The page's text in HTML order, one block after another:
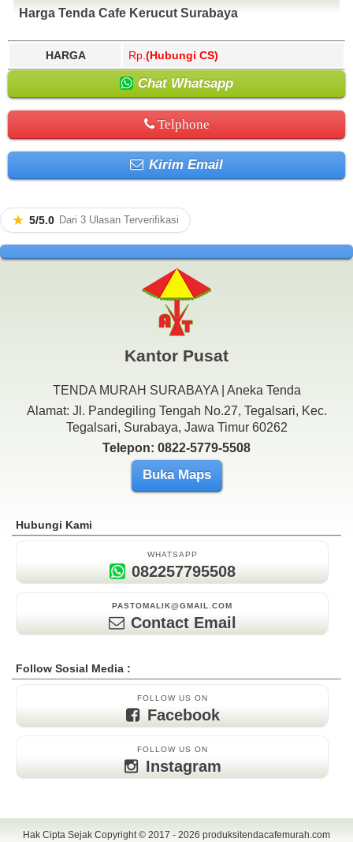
Harga Tenda Cafe Kerucut Surabaya
HARGA Rp. (Hubungi CS)
Chat Whatsapp
Telphone
Kirim Email
★ 5/5.0 Dari 3 Ulasan Terverifikasi
Kantor Pusat
TENDA MURAH SURABAYA | Aneka Tenda
Alamat: Jl. Pandegiling Tengah No.27, Tegalsari, Kec.
Tegalsari, Surabaya, Jawa Timur 60262
Telepon: 0822-5779-5508
Buka Maps
Hubungi Kami
WHATSAPP
082257795508
PASTOMALIK@GMAIL.COM
Contact Email
Follow Sosial Media :
FOLLOW US ON
Facebook
FOLLOW US ON
Instagram
Hak Cipta Sejak Copyright © 2017 - 2026 produksitendacafemurah.com